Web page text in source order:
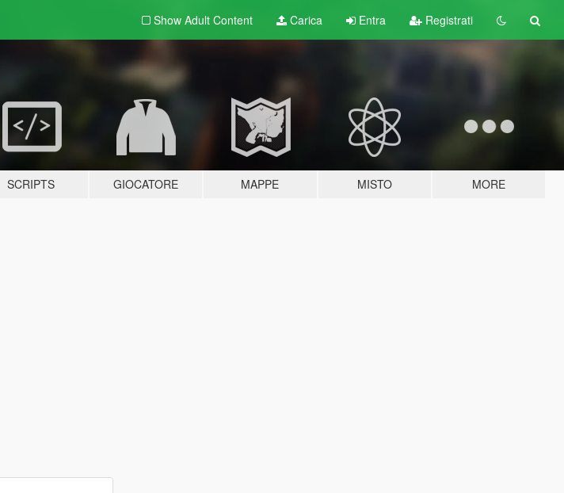
Show Adult Content Carica Entra Registrati
SCRIPTS GIOCATORE MAPPE MISTO MORE